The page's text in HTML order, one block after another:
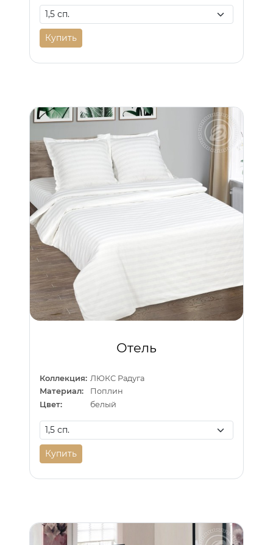
Купить
Отель
Коллекция: ЛЮКС Радуга
Материал:
Поплин
Цвет:
белый
Купить